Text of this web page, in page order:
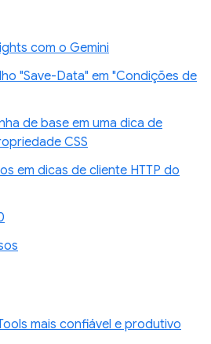
com o Gemini
"Save-Data" em "Condições de
de base em uma dica de
CSS
em dicas de cliente HTTP do
mais confiável e produtivo